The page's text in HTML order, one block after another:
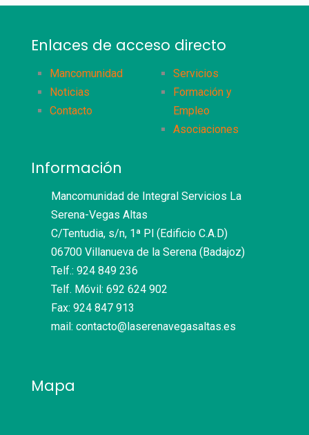
Enlaces de acceso directo
Mancomunidad
Noticias
Contacto
Servicios
Formación y
Empleo
Asociaciones
Información
Mancomunidad de Integral Servicios La
Serena-Vegas Altas
C/Tentudia, s/n, 1ª Pl (Edificio C.A.D)
06700 Villanueva de la Serena (Badajoz)
Telf.: 924 849 236
Telf. Móvil: 692 624 902
Fax: 924 847 913
mail: contacto@laserenavegasaltas.es
Mapa